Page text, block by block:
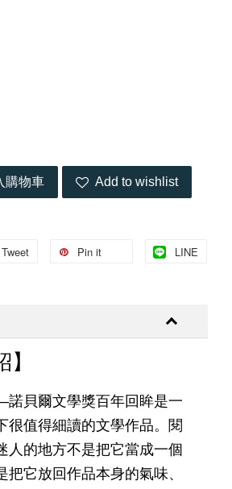
購物車 Add to wishlist
Tweet Pin it LINE
】
貝爾文學獎百年回眸是一
很值得細讀的文學作品。閱
人的地方不是把它當成一個
把它放回作品本身的氣味、